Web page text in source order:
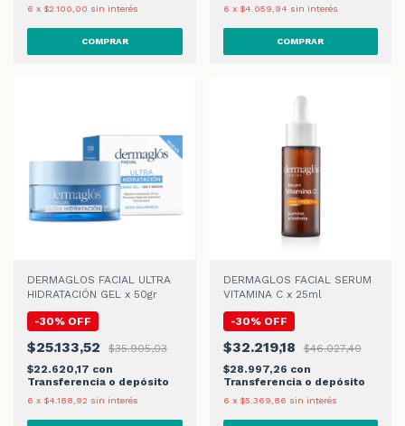
6 x $2.100,00 sin interés 6 x $4.059,94 sin interés
DERMAGLOS FACIAL ULTRA
HIDRATACIÓN GEL x 50gr
-30% OFF
$25.133,52
$35.905,03
$22.620,17 con
Transferencia o depósito
6 x $4.188,92 sin interés
DERMAGLOS FACIAL SERUM
VITAMINA C x 25ml
-30% OFF
$32.219,18
$46.027,40
$28.997,26 con
Transferencia o depósito
6 x $5.369,86 sin interés